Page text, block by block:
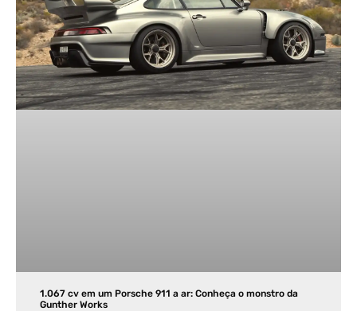
1.067 cv em um Porsche 911 a ar: Conheça o monstro da
Gunther Works